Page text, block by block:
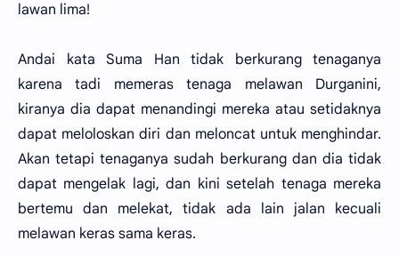
lawan lima!
Andai kata Suma Han tidak berkurang tenaganya
karena tadi memeras tenaga melawan Durganini,
kiranya dia dapat menandingi mereka atau setidaknya
dapat meloloskan diri dan meloncat untuk menghindar.
Akan tetapi tenaganya sudah berkurang dan dia tidak
dapat mengelak lagi, dan kini setelah tenaga mereka
bertemu dan melekat, tidak ada lain jalan kecuali
melawan keras sama keras.